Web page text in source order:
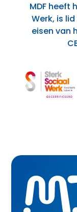
MDF heeft
Werk, is
eisen van